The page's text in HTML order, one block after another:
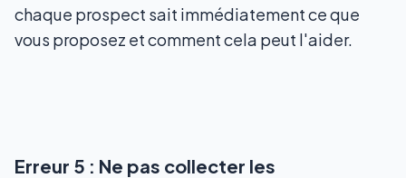
chaque prospect sait immédiatement ce que
vous proposez et comment cela peut l'aider.
Erreur 5 : Ne pas collecter les